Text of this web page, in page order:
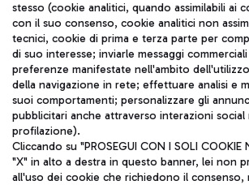
Fast Food
Treno
Raggiungi velocemente l'aeroporto di
tramite i servizi ferroviari Trenitalia.
TRAVEL JOURNAL
ITA
stesso (cookie analitici, quando assimilabili ai
con il suo consenso, cookie analitici non
tecnici, cookie di prima e terza parte per
di suo interesse; inviarle messaggi
preferenze manifestate nell'ambito
della navigazione in rete; effettuare analisi e
suoi comportamenti; personalizzare gli
pubblicitari anche attraverso interazioni
profilazione).
Cliccando su "PROSEGUI CON I SOLI COOKIE
"X" in alto a destra in questo banner, lei non
all'uso dei cookie che richiedono il consenso,